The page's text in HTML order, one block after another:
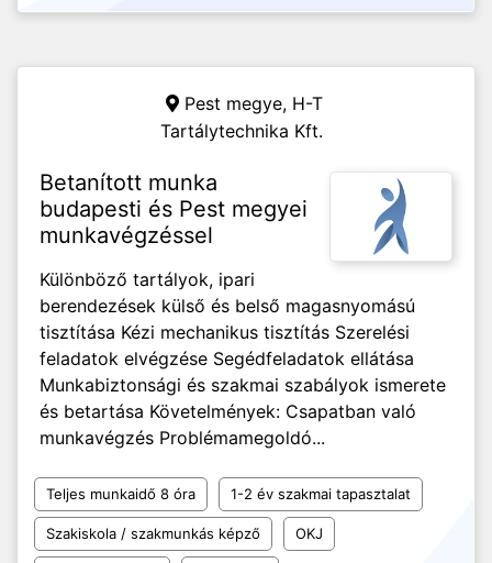
Pest megye, H-T
Tartálytechnika Kft.
Betanított munka
budapesti és Pest megyei
munkavégzéssel
Különböző tartályok, ipari
berendezések külső és belső magasnyomású
tisztítása Kézi mechanikus tisztítás Szerelési
feladatok elvégzése Segédfeladatok ellátása
Munkabiztonsági és szakmai szabályok ismerete
és betartása Követelmények: Csapatban való
munkavégzés Problémamegoldó...
Teljes munkaidő 8 óra 1-2 év szakmai tapasztalat
Szakiskola / szakmunkás képző OKJ